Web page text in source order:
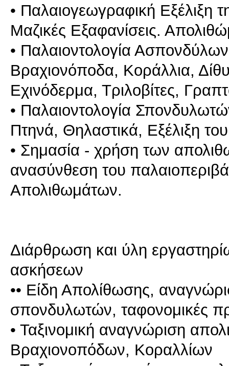
• Παλαιογεωγραφική Εξέλιξη
Μαζικές Εξαφανίσεις.
• Παλαιοντολογία
Βραχιονόποδα, Κοράλλια,
Εχινόδερμα, Τριλοβίτες,
• Παλαιοντολογία
Πτηνά, Θηλαστικά, Εξέλιξη
• Σημασία - χρήση των
ανασύνθεση του
Απολιθωμάτων.
Διάρθρωση και ύλη
ασκήσεων
•• Είδη Απολίθωσης,
σπονδυλωτών, ταφονομικές
• Ταξινομική αναγνώριση
Βραχιονοπόδων, Κοραλλίων